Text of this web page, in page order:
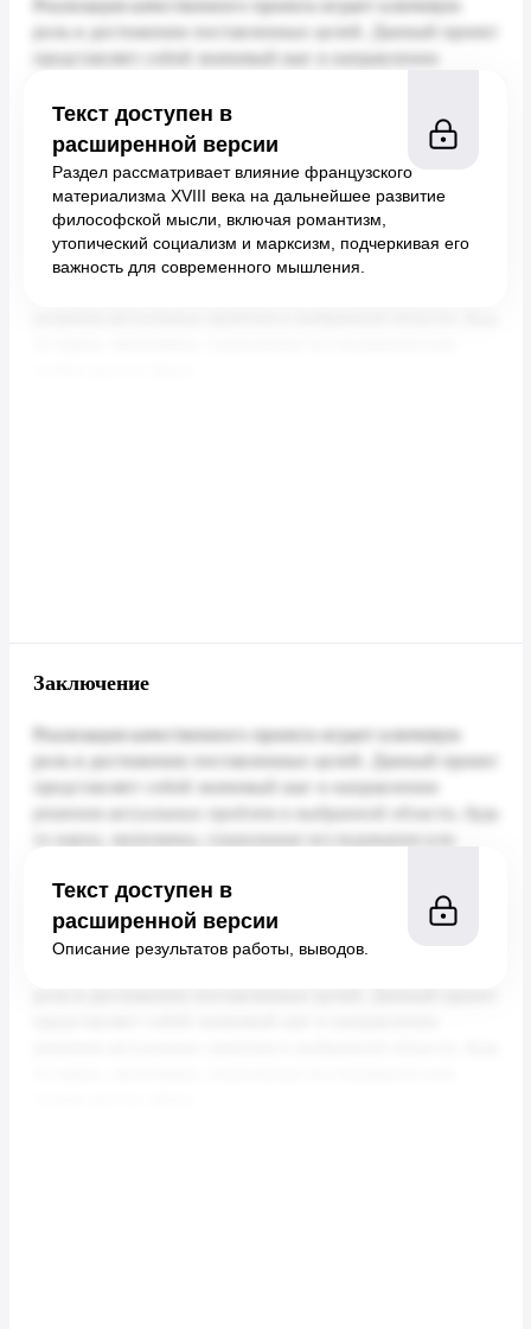
Текст доступен в
расширенной версии
Раздел рассматривает влияние французского
материализма XVIII века на дальнейшее развитие
философской мысли, включая романтизм,
утопический социализм и марксизм, подчеркивая его
важность для современного мышления.
Заключение
Текст доступен в
расширенной версии
Описание результатов работы, выводов.